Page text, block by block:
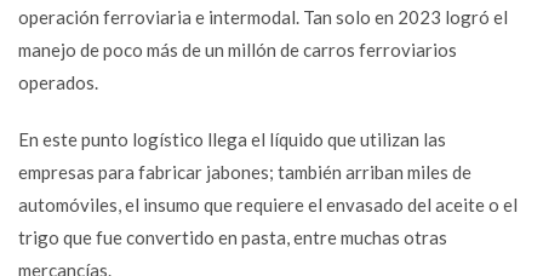
operación ferroviaria e intermodal. Tan solo en 2023 logró el
manejo de poco más de un millón de carros ferroviarios
operados.
En este punto logístico llega el líquido que utilizan las
empresas para fabricar jabones; también arriban miles de
automóviles, el insumo que requiere el envasado del aceite o el
trigo que fue convertido en pasta, entre muchas otras
mercancías.